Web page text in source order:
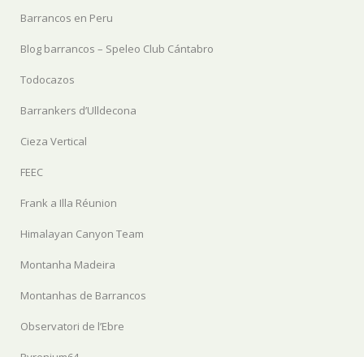
Barrancos en Peru
Blog barrancos – Speleo Club Cántabro
Todocazos
Barrankers d’Ulldecona
Cieza Vertical
FEEC
Frank a Illa Réunion
Himalayan Canyon Team
Montanha Madeira
Montanhas de Barrancos
Observatori de l’Ebre